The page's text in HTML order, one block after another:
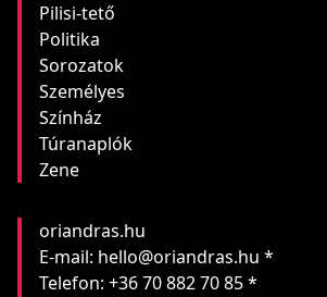
Pilisi-tető
Politika
Sorozatok
Személyes
Színház
Túranaplók
Zene
oriandras.hu
E-mail: hello@oriandras.hu *
Telefon: +36 70 882 70 85 *